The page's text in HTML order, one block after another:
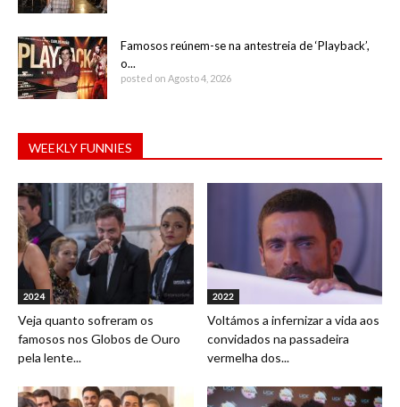
Famosos reúnem-se na antestreia de ‘Playback’,
o...
posted on Agosto 4, 2026
WEEKLY FUNNIES
2024
Veja quanto sofreram os
famosos nos Globos de Ouro
pela lente...
2022
Voltámos a infernizar a vida aos
convidados na passadeira
vermelha dos...